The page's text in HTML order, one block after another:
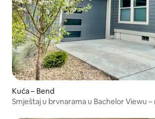
Kuća – Bend
Smještaj u brvnarama u Bachelor Viewu